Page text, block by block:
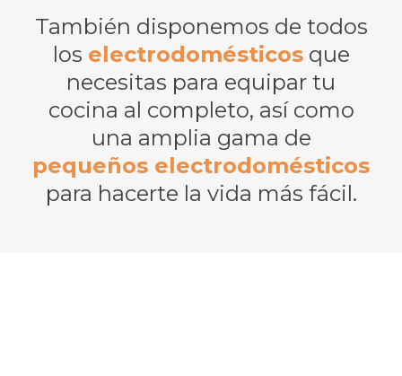
También disponemos de todos
los electrodomésticosque
necesitas para equipar tu
cocina al completo, así como
una amplia gama de
pequeños electrodomésticos
para hacerte la vida más fácil.